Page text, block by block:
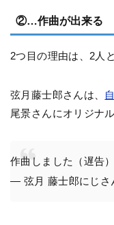
②…作曲が出来る
2つ目の理由は、2人
弦月藤士郎さんは、
尾景さんにオリジナ
作曲しました（遅告
— 弦月 藤士郎にじさ